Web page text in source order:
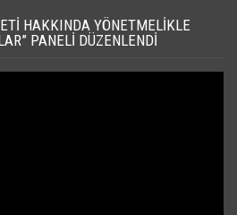
HAKKINDA YÖNETMELIKLE
PANELI DÜZENLENDI